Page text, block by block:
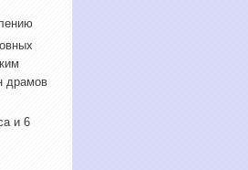
драмов
и 6